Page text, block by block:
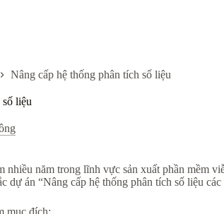
Nâng cấp hệ thống phân tích số liệu
liệu
nhiều năm trong lĩnh vực sản xuất phần mềm
dự án “Nâng cấp hệ thống phân tích số liệu